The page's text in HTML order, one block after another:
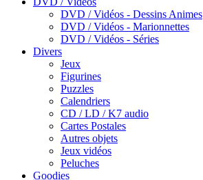
DVD / Vidéos - Dessins Animes
DVD / Vidéos - Marionnettes
DVD / Vidéos - Séries
Divers
Jeux
Figurines
Puzzles
Calendriers
CD / LD / K7 audio
Cartes Postales
Autres objets
Jeux vidéos
Peluches
Goodies